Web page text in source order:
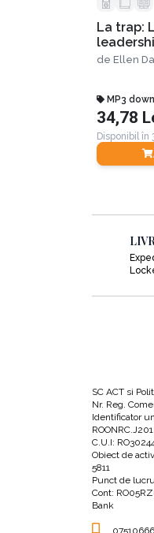
La trap:
la un
de Ellen
MP3
34,78
Disponibil în
SC ACT si
Nr. Reg.
Identificator
C.U.I:
Obiect de
5811
Punct de
Cont:
Bank